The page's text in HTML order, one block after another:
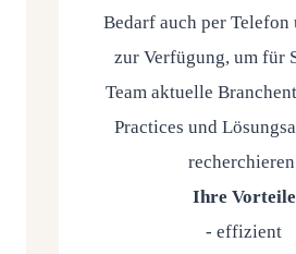
Bedarf auch per Tele­fon
zur Ver­fü­gung, um für
Team aktu­el­le
Prac­ti­ces und
Ihre Vor­tei­le
- effi­zi­ent